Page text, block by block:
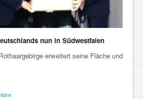
nun in Südwestfalen
erweitert seine Fläche und